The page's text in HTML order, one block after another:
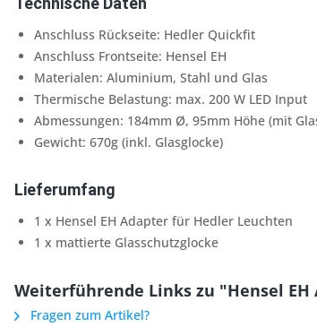
Anschluss Rückseite: Hedler Quickfit
Anschluss Frontseite: Hensel EH
Materialen: Aluminium, Stahl und Glas
Thermische Belastung: max. 200 W LED Input
Abmessungen: 184mm Ø, 95mm Höhe (mit
Gewicht: 670g (inkl. Glasglocke)
Lieferumfang
1 x Hensel EH Adapter für Hedler Leuchten
1 x mattierte Glasschutzglocke
Weiterführende Links zu "Hensel
Fragen zum Artikel?